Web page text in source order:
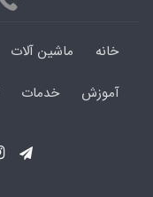
خانه ماشین آلات
آموزش
خدمات